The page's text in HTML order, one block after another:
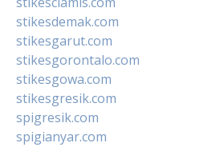
stikesdemak.com
stikesgarut.com
stikesgorontalo.com
stikesgowa.com
stikesgresik.com
spigresik.com
spigianyar.com